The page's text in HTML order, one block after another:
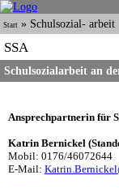
Start » Schulsozial- arbeit
SSA
Schulsozialarbeit an
Ansprechpartnerin für
Katrin Bernickel
Mobil: 0176/46072644
E-Mail: